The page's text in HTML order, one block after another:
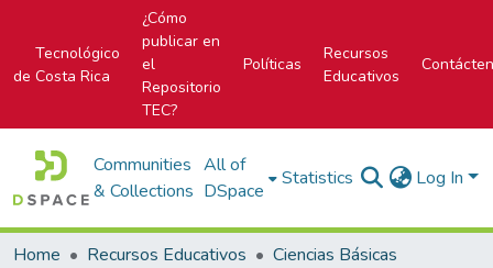
Tecnológico
de Costa Rica
¿Cómo
publicar en
el
Repositorio
TEC?
Políticas
Recursos
Educativos
Communities
& Collections
All of
DSpace
Statistics Log In
Home Recursos Educativos
Ciencias Básicas